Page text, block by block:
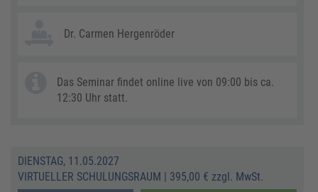
Dr. Carmen Hergenröder
Das Seminar findet online live von 09:00 bis ca.
12:30 Uhr statt.
DIENSTAG, 11.05.2027
VIRTUELLER SCHULUNGSRAUM | 395,00 € zzgl. MwSt.